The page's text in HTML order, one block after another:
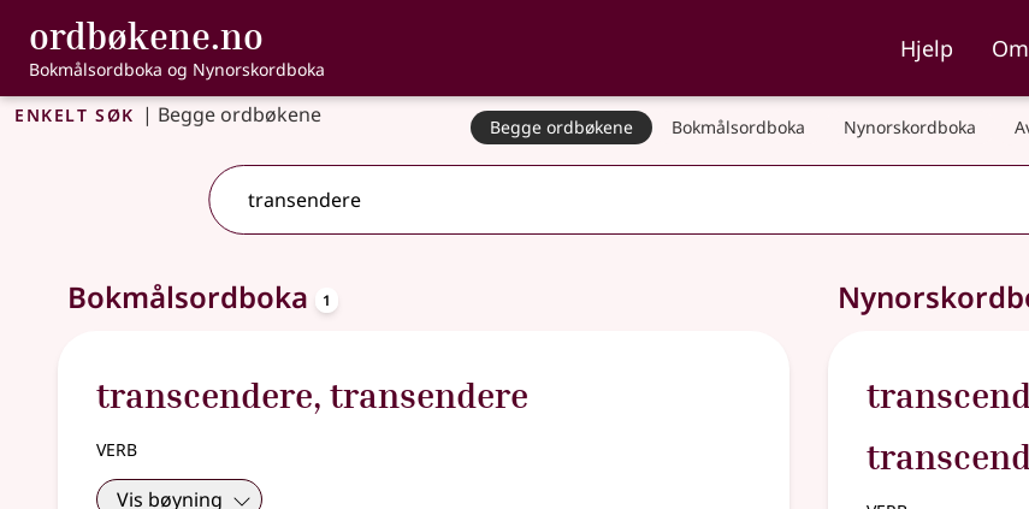
Gå til hovedinnhold
Tilgjengelighet
ordbøkene.no , Bokmålsordboka og Nynorskordboka
Bokmålsordboka og Nynorskordboka
Hjelp
Enkelt søk | Begge ordbøkene Begge ordbøkene Bokmålsordboka Nynorskordboka
Bokmålsordboka 1
transcendere, transendere
verb
Vis bøyning